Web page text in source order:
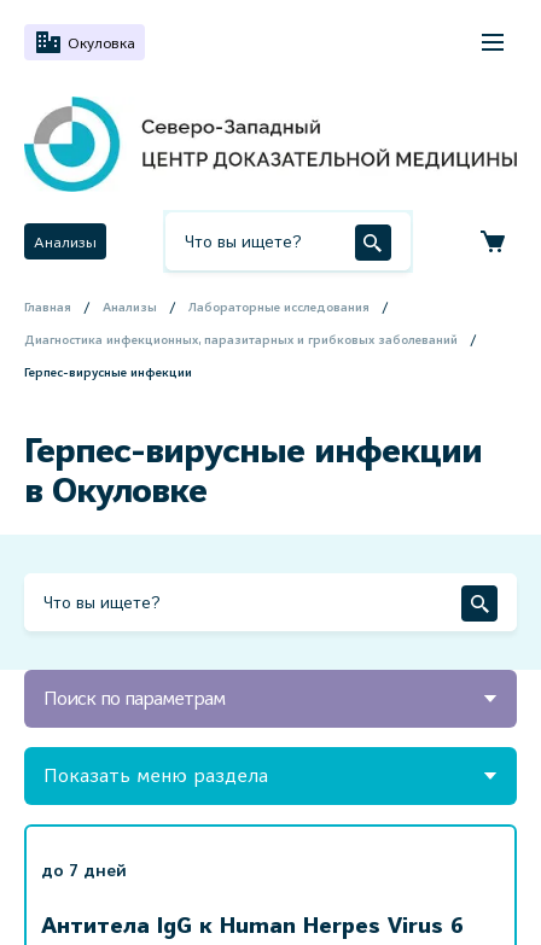
Окуловка
Анализы
Главная Анализы Лабораторные исследования
Диагностика инфекционных, паразитарных и грибковых заболеваний
Герпес-вирусные инфекции
Герпес-вирусные инфекции
в Окуловке
Поиск по параметрам
Показать меню раздела
до 7 дней
Антитела IgG к Human Herpes Virus 6